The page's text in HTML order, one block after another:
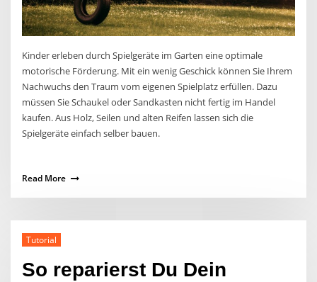
Kinder erleben durch Spielgeräte im Garten eine optimale
motorische Förderung. Mit ein wenig Geschick können Sie Ihrem
Nachwuchs den Traum vom eigenen Spielplatz erfüllen. Dazu
müssen Sie Schaukel oder Sandkasten nicht fertig im Handel
kaufen. Aus Holz, Seilen und alten Reifen lassen sich die
Spielgeräte einfach selber bauen.
Read More
Tutorial
So reparierst Du Dein